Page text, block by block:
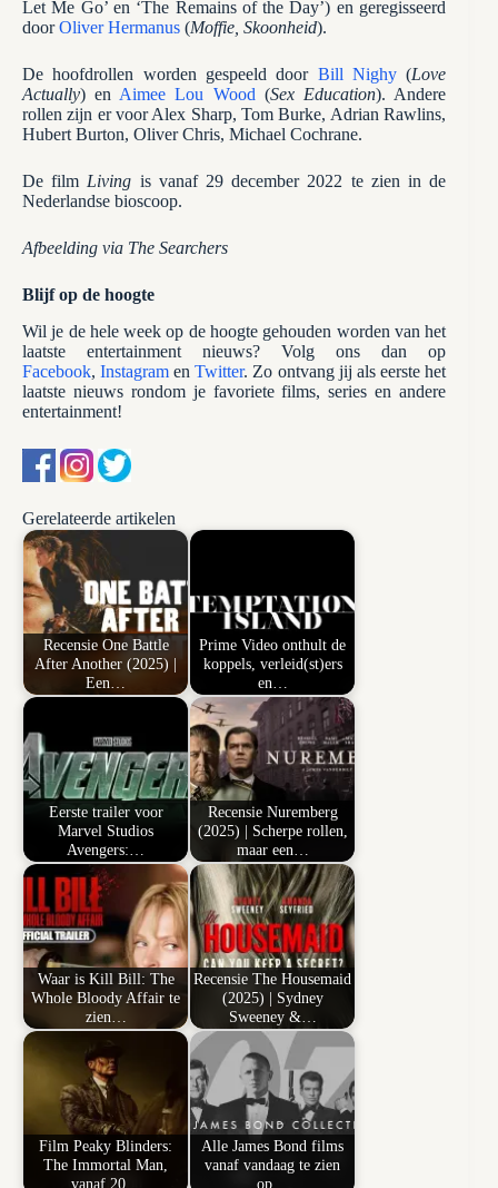
Let Me Go’ en ‘The Remains of the Day’) en geregisseerd
doorOliver Hermanus (Moffie, Skoonheid).
De hoofdrollen worden gespeeld door Bill Nighy(Love
Actually) en Aimee Lou Wood (Sex Education). Andere
rollen zijn er voor Alex Sharp, Tom Burke, Adrian Rawlins,
Hubert Burton, Oliver Chris, Michael Cochrane.
De film Living is vanaf 29 december 2022 te zien in de
Nederlandse bioscoop.
Afbeelding via The Searchers
Blijf op de hoogte
Wil je de hele week op de hoogte gehouden worden van het
laatste entertainment nieuws? Volg ons dan op
Facebook,InstagramenTwitter. Zo ontvang jij als eerste het
laatste nieuws rondom je favoriete films, series en andere
entertainment!
Gerelateerde artikelen
Recensie One Battle
After Another (2025) |
Een…
Prime Video onthult de
koppels, verleid(st)ers
en…
Eerste trailer voor
Marvel Studios
Avengers:…
Recensie Nuremberg
(2025) | Scherpe rollen,
maar een…
Waar is Kill Bill: The
Whole Bloody Affair te
zien…
Recensie The Housemaid
(2025) | Sydney
Sweeney &…
Film Peaky Blinders:
The Immortal Man,
vanaf 20…
Alle James Bond films
vanaf vandaag te zien
op…